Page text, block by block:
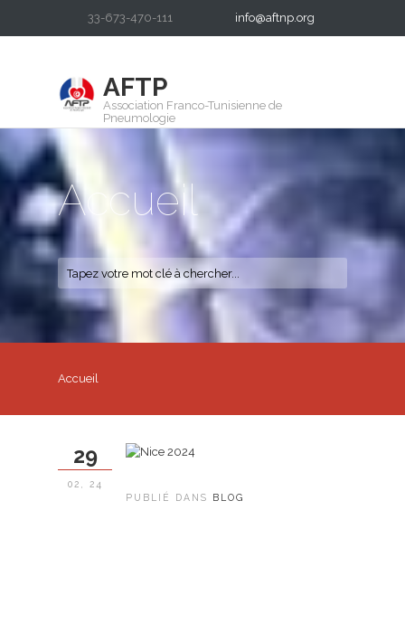
33-673-470-111 info@aftnp.org
AFTP
Association Franco-Tunisienne de
Pneumologie
Accueil
Accueil
PUBLIÉ DANS BLOG
29
02, 24